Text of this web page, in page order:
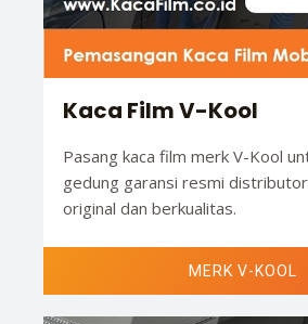
Kaca Film V-Kool
Pasang kaca film merk V-Kool
gedung garansi resmi
original dan berkualitas.
MERK V-KOOL